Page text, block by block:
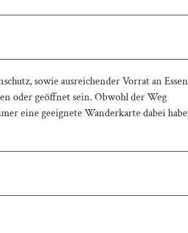
sowie ausreichender Vorrat an
oder geöffnet sein. Obwohl der Weg
eine geeignete Wanderkarte dabei